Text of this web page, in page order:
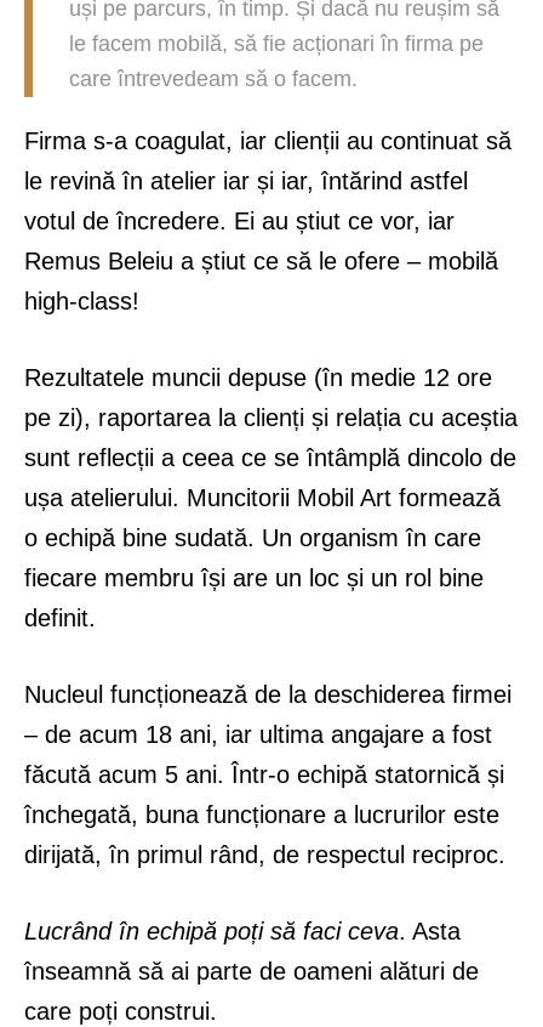
uși pe parcurs, în timp. Și dacă nu reușim să
le facem mobilă, să fie acționari în firma pe
care întrevedeam să o facem.
Firma s-a coagulat, iar clienții au continuat să
le revină în atelier iar și iar, întărind astfel
votul de încredere. Ei au știut ce vor, iar
Remus Beleiu a știut ce să le ofere – mobilă
high-class!
Rezultatele muncii depuse (în medie 12 ore
pe zi), raportarea la clienți și relația cu aceștia
sunt reflecții a ceea ce se întâmplă dincolo de
ușa atelierului. Muncitorii Mobil Art formează
o echipă bine sudată. Un organism în care
fiecare membru își are un loc și un rol bine
definit.
Nucleul funcționează de la deschiderea firmei
– de acum 18 ani, iar ultima angajare a fost
făcută acum 5 ani. Într-o echipă statornică și
închegată, buna funcționare a lucrurilor este
dirijată, în primul rând, de respectul reciproc.
Lucrând în echipă poți să faci ceva. Asta
înseamnă să ai parte de oameni alături de
care poți construi.